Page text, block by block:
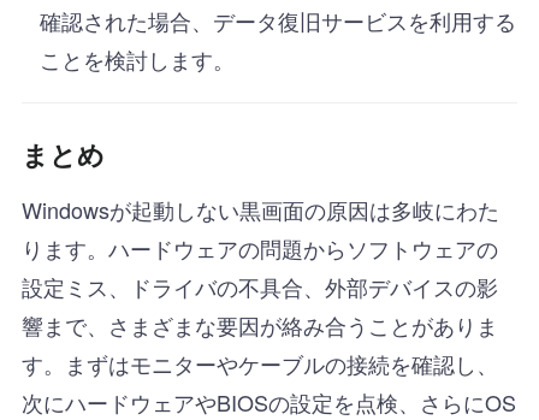
確認された場合、データ復旧サービスを利用する
ことを検討します。
まとめ
Windowsが起動しない黒画面の原因は多岐にわた
ります。ハードウェアの問題からソフトウェアの
設定ミス、ドライバの不具合、外部デバイスの影
響まで、さまざまな要因が絡み合うことがありま
す。まずはモニターやケーブルの接続を確認し、
次にハードウェアやBIOSの設定を点検、さらにOS